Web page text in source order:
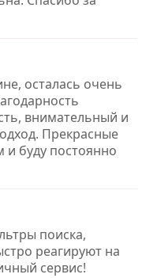
осталась очень
внимательный и
Прекрасные
буду постоянно
поиска,
реагируют на
сервис!